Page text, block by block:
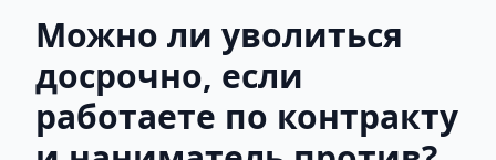
Можно ли уволиться
досрочно, если
работаете по контракту